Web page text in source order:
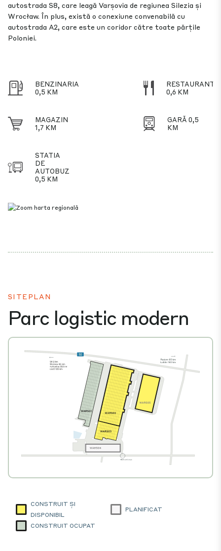
autostrada S8, care leagă Varșovia de regiunea Silezia și
Wrocław. În plus, există o conexiune convenabilă cu
autostrada A2, care este un coridor către toate părțile
Poloniei.
BENZINARIA
0,5 KM
RESTAURANT
0,6 KM
MAGAZIN
1,7 KM
GARĂ 0,5
KM
STATIA
DE
AUTOBUZ
0,5 KM
SITEPLAN
Parc logistic modern
CONSTRUIT ȘI
DISPONIBIL
PLANIFICAT
CONSTRUIT OCUPAT